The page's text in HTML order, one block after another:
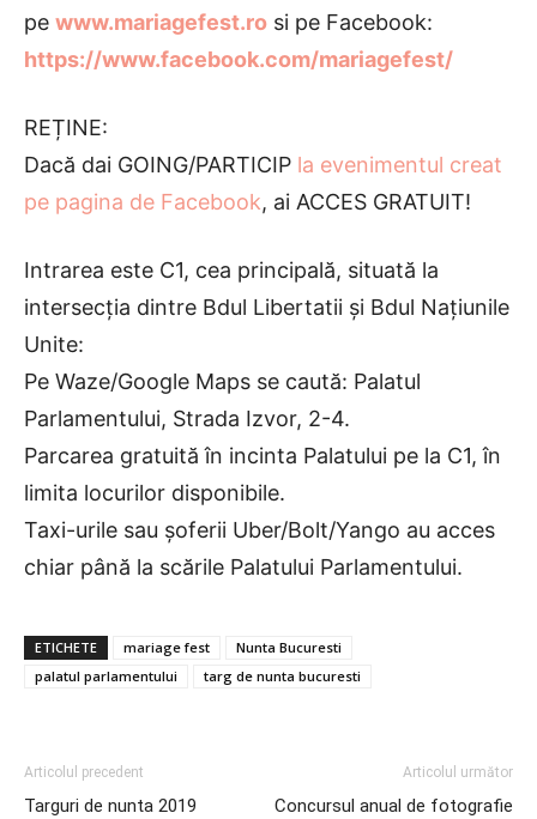
pe www.mariagefest.ro si pe Facebook:
https://www.facebook.com/mariagefest/
REȚINE:
Dacă dai GOING/PARTICIP la evenimentul creat
pe pagina de Facebook, ai ACCES GRATUIT!
Intrarea este C1, cea principală, situată la
intersecția dintre Bdul Libertatii și Bdul Națiunile
Unite:
Pe Waze/Google Maps se caută: Palatul
Parlamentului, Strada Izvor, 2-4.
Parcarea gratuită în incinta Palatului pe la C1, în
limita locurilor disponibile.
Taxi-urile sau șoferii Uber/Bolt/Yango au acces
chiar până la scările Palatului Parlamentului.
ETICHETE mariage fest
Nunta Bucuresti
palatul parlamentului
targ de nunta bucuresti
Articolul precedent
Targuri de nunta 2019
Articolul următor
Concursul anual de fotografie